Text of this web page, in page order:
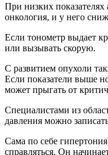
При низких показателях
онкология, и у него
Если тонометр выдает
или вызывать скорую.
С развитием опухоли
Если показатели выше
может прыгать от
Специалистами из
давления можно
Сама по себе
справляться. Он